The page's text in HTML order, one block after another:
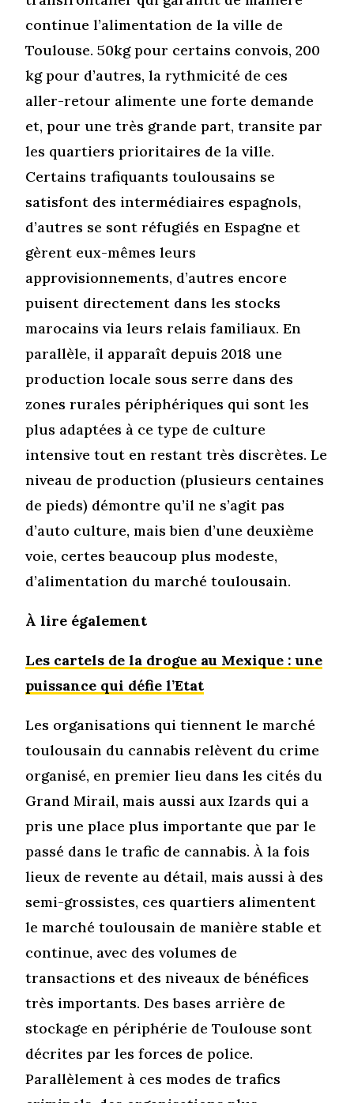
continue l’alimentation de la ville de
Toulouse. 50kg pour certains convois, 200
kg pour d’autres, la rythmicité de ces
aller-retour alimente une forte demande
et, pour une très grande part, transite par
les quartiers prioritaires de la ville.
Certains trafiquants toulousains se
satisfont des intermédiaires espagnols,
d’autres se sont réfugiés en Espagne et
gèrent eux-mêmes leurs
approvisionnements, d’autres encore
puisent directement dans les stocks
marocains via leurs relais familiaux. En
parallèle, il apparaît depuis 2018 une
production locale sous serre dans des
zones rurales périphériques qui sont les
plus adaptées à ce type de culture
intensive tout en restant très discrètes. Le
niveau de production (plusieurs centaines
de pieds) démontre qu’il ne s’agit pas
d’auto culture, mais bien d’une deuxième
voie, certes beaucoup plus modeste,
d’alimentation du marché toulousain.
À lire également
Les cartels de la drogue au Mexique : une
puissance qui défie l’Etat
Les organisations qui tiennent le marché
toulousain du cannabis relèvent du crime
organisé, en premier lieu dans les cités du
Grand Mirail, mais aussi aux Izards qui a
pris une place plus importante que par le
passé dans le trafic de cannabis. À la fois
lieux de revente au détail, mais aussi à des
semi-grossistes, ces quartiers alimentent
le marché toulousain de manière stable et
continue, avec des volumes de
transactions et des niveaux de bénéfices
très importants. Des bases arrière de
stockage en périphérie de Toulouse sont
décrites par les forces de police.
Parallèlement à ces modes de trafics